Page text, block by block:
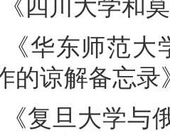
《四川大学和
《华东师范
的谅解备忘录
《复旦大学